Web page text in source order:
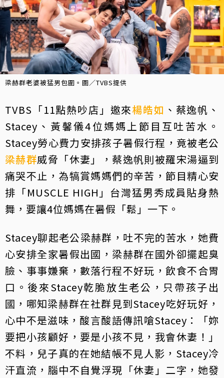
梁赫群老婆被猛男包圍。圖／TVBS提供
TVBS「11點熱吵店」邀來楊皓如 、蔡逸帆、
Stacey、黃馨儀4位媽媽上節目互吐苦水。
Stacey勞心費力安排孩子暑假行程，竟被老公
梁赫群威脅「休妻」，蔡逸帆則被羅宋湯逼到
痛哭不止，為犒賞媽媽們的辛苦，節目精心安
排「MUSCLE HIGH」台灣猛男秀成員貼身熱
舞，要讓4位媽媽在暑假「鬆」一下。
Stacey聊起老公梁赫群，吐不完的苦水，她費
心安排全家暑假出國，梁赫群在國外卻擺起臭
臉、事事嫌棄，數落行程不好玩，飲食不合胃
口。後來Stacey乾脆放生老公，只帶孩子出
國，哪知梁赫群在社群見到Stacey吃好玩好，
心中不是滋味，酸言酸語傳訊嗆Stacey：「妳
要把小孩顧好，要是小孩不見，我會休妻！」
不料，兒子真的在她結帳不見人影，Stacey冷
汗直流，腦中不自覺浮現「休妻」二字，她發